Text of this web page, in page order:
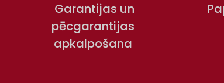
Garantijas un
pēcgarantijas
apkalpošana